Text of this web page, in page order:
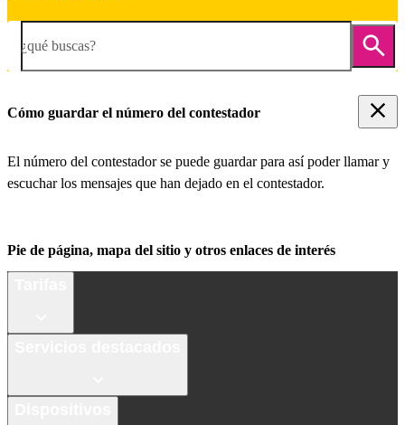
¿qué buscas?
Cómo guardar el número del contestador
El número del contestador se puede guardar para así poder llamar y
escuchar los mensajes que han dejado en el contestador.
Pie de página, mapa del sitio y otros enlaces de interés